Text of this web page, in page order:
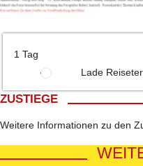
1 Tag
Lade
ZUSTIEGE
Weitere Informationen zu den